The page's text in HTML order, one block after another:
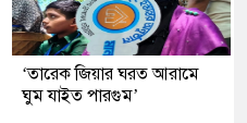
‘তারেক জিয়ার ঘরত আরামে
ঘুম যাইত পারগুম’